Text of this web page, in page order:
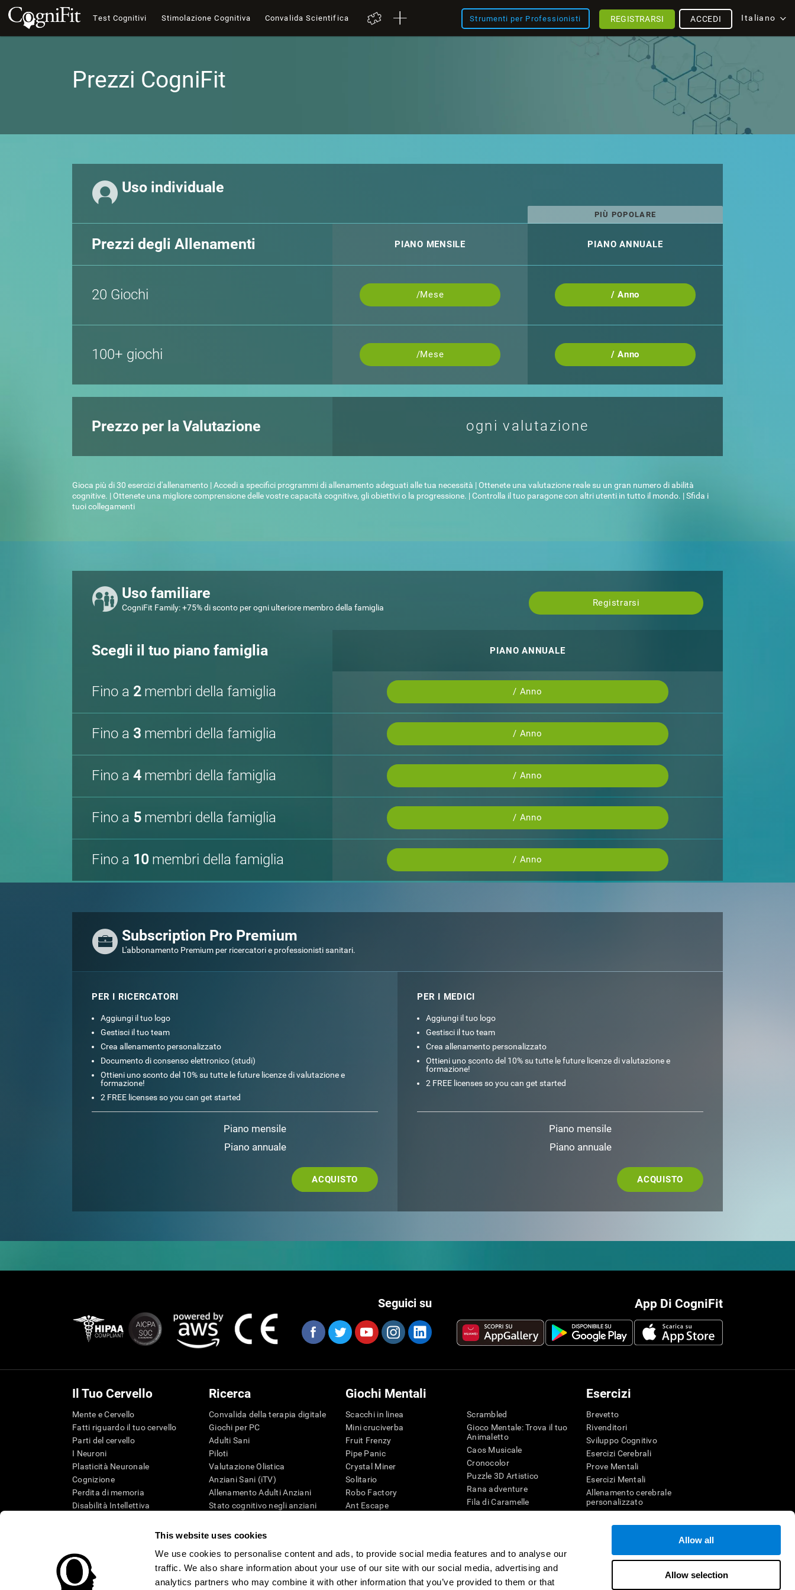
This website uses cookies
We use cookies to personalise content and ads, to provide social media features and to analyse our
traffic. We also share information about your use of our site with our social media, advertising and
analytics partners who may combine it with other information that you’ve provided to them or that
Allow all
Allow selection
Test Cognitivi Stimolazione Cognitiva Convalida Scientifica Strumenti per Professionisti Italiano
ACCEDI
REGISTRARSI
Prezzi CogniFit
Uso individuale
Prezzi degli Allenamenti PIANO MENSILE
PIÙ POPOLARE
PIANO ANNUALE
20 Giochi /Mese / Anno
100+ giochi /Mese / Anno
Prezzo per la Valutazione ogni valutazione
Gioca più di 30 esercizi d'allenamento | Accedi a specifici programmi di allenamento adeguati alle tua necessità | Ottenete una valutazione reale su un gran numero di abilità
cognitive. | Ottenete una migliore comprensione delle vostre capacità cognitive, gli obiettivi o la progressione. | Controlla il tuo paragone con altri utenti in tutto il mondo. | Sfida i
tuoi collegamenti
Uso familiare
Registrarsi
CogniFit Family: +75% di sconto per ogni ulteriore membro della famiglia
Scegli il tuo piano famiglia PIANO ANNUALE
Fino a 2membri della famiglia / Anno
Fino a 3 membri della famiglia / Anno
Fino a 4membri della famiglia / Anno
Fino a 5membri della famiglia / Anno
Fino a 10 membri della famiglia / Anno
Subscription Pro Premium
L'abbonamento Premium per ricercatori e professionisti sanitari.
PER I RICERCATORI
Aggiungi il tuo logo
Gestisci il tuo team
Crea allenamento personalizzato
Documento di consenso elettronico (studi)
Ottieni uno sconto del 10% su tutte le future licenze di valutazione e
formazione!
2 FREE licenses so you can get started
Piano mensile
Piano annuale
ACQUISTO
PER I MEDICI
Aggiungi il tuo logo
Gestisci il tuo team
Crea allenamento personalizzato
Ottieni uno sconto del 10% su tutte le future licenze di valutazione e
formazione!
2 FREE licenses so you can get started
Piano mensile
Piano annuale
ACQUISTO
App Di CogniFit
Seguici su
Il Tuo Cervello
Mente e Cervello
Fatti riguardo il tuo cervello
Parti del cervello
I Neuroni
Plasticità Neuronale
Cognizione
Perdita di memoria
Disabilità Intellettiva
Ricerca
Convalida della terapia digitale
Giochi per PC
Adulti Sani
Piloti
Valutazione Olistica
Anziani Sani (iTV)
Allenamento Adulti Anziani
Stato cognitivo negli anziani
Tassonomia SG4D
Giochi Mentali
Scacchi in linea
Mini cruciverba
Fruit Frenzy
Pipe Panic
Crystal Miner
Solitario
Robo Factory
Ant Escape
Caos Matematico
Gara di Biglie
Tennis Melodico
Scrambled
Gioco Mentale: Trova il tuo
Animaletto
Caos Musicale
Cronocolor
Puzzle 3D Artistico
Rana adventure
Fila di Caramelle
Giochi di intelligenza
Giochi Online per la memoria
Giochi Mentali
Esercizi
Brevetto
Rivenditori
Sviluppo Cognitivo
Esercizi Cerebrali
Prove Mentali
Esercizi Mentali
Allenamento cerebrale
personalizzato
Divertenti giochi di matematica
Comprensione della lettura
Bambini dotati